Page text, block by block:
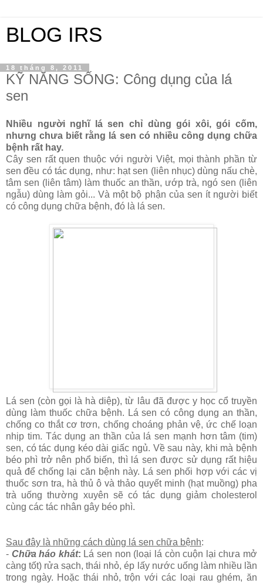
BLOG IRS
18 tháng 8, 2011
KỸ NĂNG SỐNG: Công dụng của lá
sen
Nhiều người nghĩ lá sen chỉ dùng gói xôi, gói cốm,
nhưng chưa biết rằng lá sen có nhiều công dụng chữa
bệnh rất hay.
Cây sen rất quen thuộc với người Việt, mọi thành phần từ
sen đều có tác dụng, như: hạt sen (liên nhục) dùng nấu chè,
tâm sen (liên tâm) làm thuốc an thần, ướp trà, ngó sen (liên
ngẫu) dùng làm gỏi... Và một bộ phận của sen ít người biết
có công dụng chữa bệnh, đó là lá sen.
Lá sen (còn gọi là hà diệp), từ lâu đã được y học cổ truyền
dùng làm thuốc chữa bệnh. Lá sen có công dụng an thần,
chống co thắt cơ trơn, chống choáng phản vệ, ức chế loạn
nhịp tim. Tác dụng an thần của lá sen mạnh hơn tâm (tim)
sen, có tác dụng kéo dài giấc ngủ. Về sau này, khi mà bệnh
béo phì trở nên phổ biến, thì lá sen được sử dụng rất hiệu
quả để chống lại căn bệnh này. Lá sen phối hợp với các vị
thuốc sơn tra, hà thủ ô và thảo quyết minh (hạt muồng) pha
trà uống thường xuyên sẽ có tác dụng giảm cholesterol
cùng các tác nhân gây béo phì.
Sau đây là những cách dùng lá sen chữa bệnh:
- Chữa háo khát: Lá sen non (loại lá còn cuộn lại chưa mở
càng tốt) rửa sạch, thái nhỏ, ép lấy nước uống làm nhiều lần
trong ngày. Hoặc thái nhỏ, trộn với các loại rau ghém, ăn